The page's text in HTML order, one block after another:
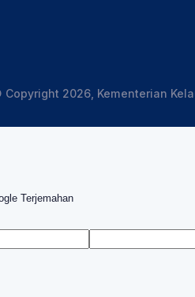
Copyright 2026, Kementerian
Terjemahan